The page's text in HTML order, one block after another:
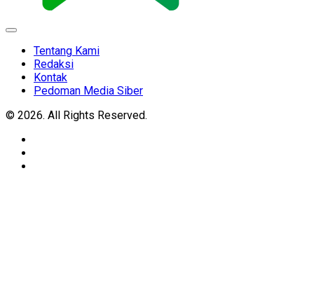
Expand
Tentang Kami
Redaksi
Kontak
Pedoman Media Siber
© 2026. All Rights Reserved.